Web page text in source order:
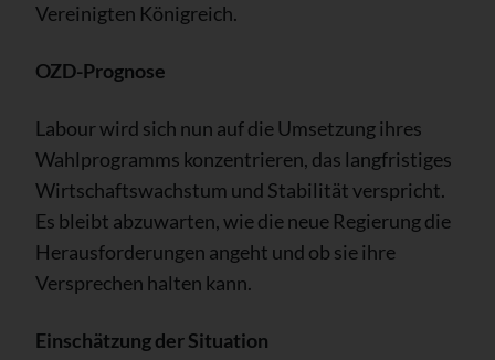
Vereinigten Königreich.
OZD-Prognose
Labour wird sich nun auf die Umsetzung ihres
Wahlprogramms konzentrieren, das langfristiges
Wirtschaftswachstum und Stabilität verspricht.
Es bleibt abzuwarten, wie die neue Regierung die
Herausforderungen angeht und ob sie ihre
Versprechen halten kann.
Einschätzung der Situation